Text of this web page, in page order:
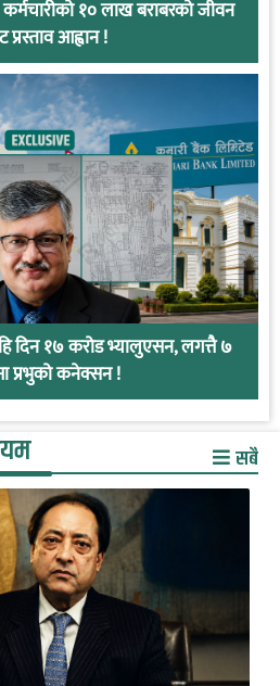
१० लाख बराबरको जीवन
प्रस्ताव आह्वान !
दिन १७ करोड भ्यालुएसन, लगत्तै ७
प्रभुको कनेक्सन !
सबै